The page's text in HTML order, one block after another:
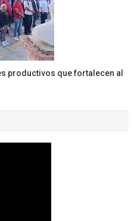
productivos que fortalecen al